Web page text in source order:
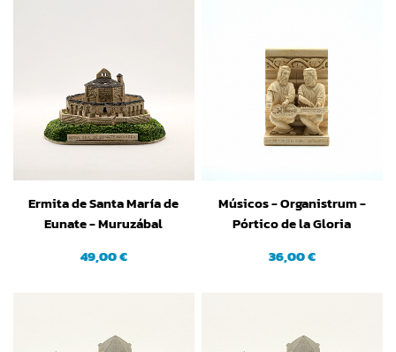
Ermita de Santa María de
Eunate - Muruzábal
49,00 €
Músicos - Organistrum -
Pórtico de la Gloria
(A Coruña)
36,00 €